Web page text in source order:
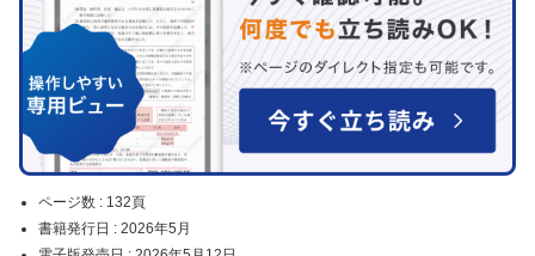
ページ数 : 132頁
書籍発行日 : 2026年5月